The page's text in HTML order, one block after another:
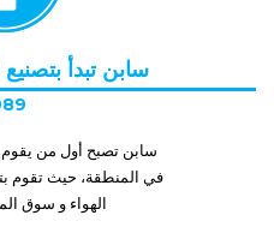
سابن تبدأ
سابن تصبح أول من يقوم
في المنطقة، حيث تقوم
الهواء و سوق